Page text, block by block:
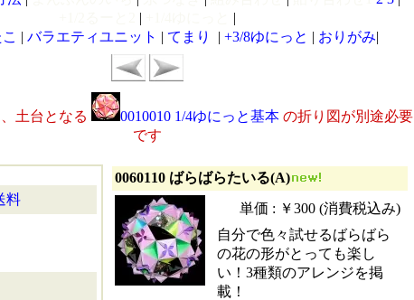
|
|
| バラエティユニット | てまり | +3/8ゆにっと | おりがみ|
土台となる 0010010 1/4ゆにっと基本 の折り図が別途必要
です
料
0060110 ばらばらたいる(A)
単価 : ￥300 (消費税込み)
自分で色々試せるばらばら
の花の形がとっても楽し
い！3種類のアレンジを掲
載！